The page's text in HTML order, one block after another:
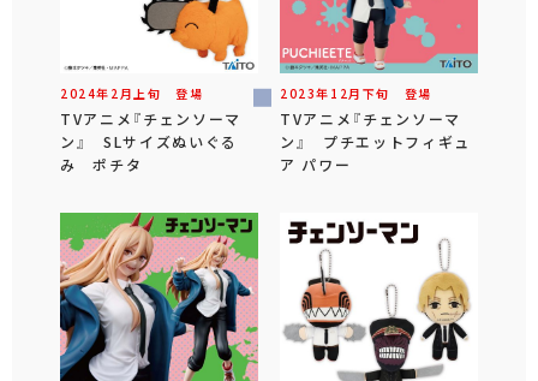
2024年 2 月 上旬 登場
TVアニメ『チェンソーマ
ン』 SLサイズぬいぐる
み ポチタ
2023年 12 月 下旬 登場
TVアニメ『チェンソーマ
ン』 プチエットフィギュ
ア パワー